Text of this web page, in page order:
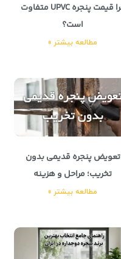
چرا قیمت پنجره UPVC متفاوت
است؟
مطالعه بیشتر »
تعویض پنجره قدیمی بدون
تخریب؛ مراحل و هزینه
مطالعه بیشتر »